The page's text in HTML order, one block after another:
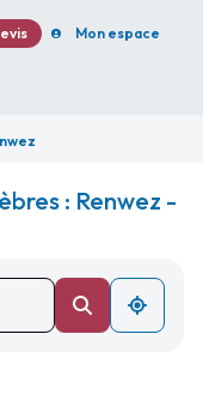
Mon espace
: Renwez -